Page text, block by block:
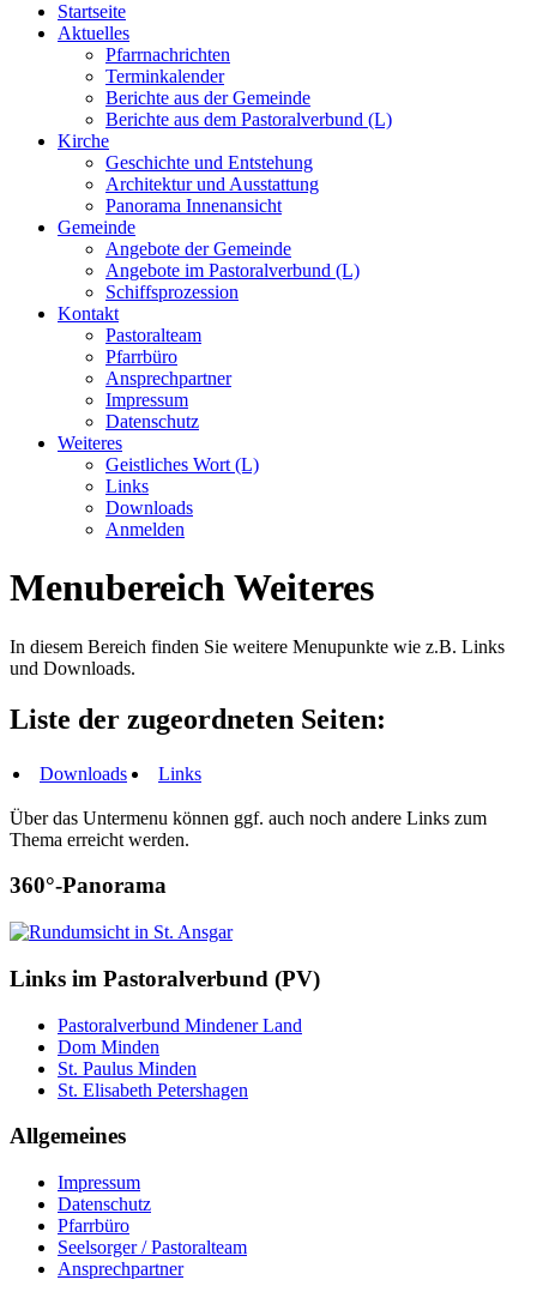
Startseite
Aktuelles
Pfarrnachrichten
Terminkalender
Berichte aus der Gemeinde
Berichte aus dem Pastoralverbund (L)
Kirche
Geschichte und Entstehung
Architektur und Ausstattung
Panorama Innenansicht
Gemeinde
Angebote der Gemeinde
Angebote im Pastoralverbund (L)
Schiffsprozession
Kontakt
Pastoralteam
Pfarrbüro
Ansprechpartner
Impressum
Datenschutz
Weiteres
Geistliches Wort (L)
Links
Downloads
Anmelden
Menubereich Weiteres
In diesem Bereich finden Sie weitere Menupunkte wie z.B. Links
und Downloads.
Liste der zugeordneten Seiten:
Downloads Links
Über das Untermenu können ggf. auch noch andere Links zum
Thema erreicht werden.
360°-Panorama
Links im Pastoralverbund (PV)
Pastoralverbund Mindener Land
Dom Minden
St. Paulus Minden
St. Elisabeth Petershagen
Allgemeines
Impressum
Datenschutz
Pfarrbüro
Seelsorger / Pastoralteam
Ansprechpartner